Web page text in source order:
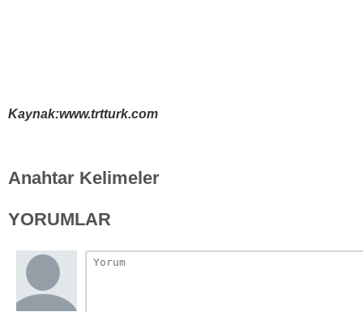
Kaynak:www.trtturk.com
Anahtar Kelimeler
YORUMLAR